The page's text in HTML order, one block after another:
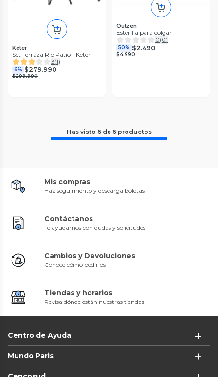
Keter
Set Terraza Río Patio - Keter
3(1)
6% $279.990
$299.990
Outzen
Esterilla para colgar
0(0)
50% $2.490
$4.990
Has visto 6de 6 productos
Mis compras
Haz seguimiento y descarga boletas
Contáctanos
Te ayudamos con dudas y solicitudes
Cambios y Devoluciones
Conoce cómo pedirlos
Tiendas y horarios
Revisa dónde están nuestras tiendas
Centro de Ayuda
Mundo Paris